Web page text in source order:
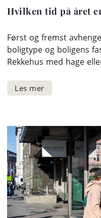
Hvilken tid på året
Først og fremst
boligtype og boligens
Rekkehus med hage